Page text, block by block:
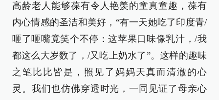
高龄老人能够葆有令人艳羡的童真童趣，葆有
内心情感的圣洁和美好，“有一天她吃了印度青/
咂了咂嘴竟笑个不停：这苹果口味像乳汁，/我
都这么大岁数了，/又吃上奶水了”。这样的趣味
之笔比比皆是，照见了妈妈天真而清澈的心
灵。我们也仿佛穿透时光，一同见证了母亲心